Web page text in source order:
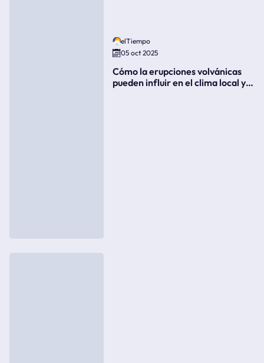
elTiempo
05 oct 2025
Cómo la erupciones volvánicas
pueden influir en el clima local y